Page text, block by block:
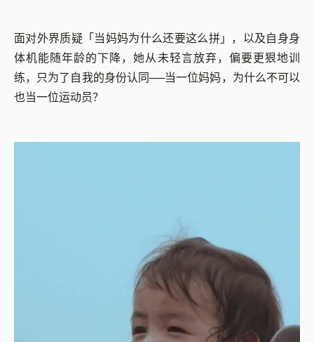
面对外界质疑「当妈妈为什么还要这么拼」，以及自身身
体机能随年龄的下降，她从未轻言放弃，偏要更狠地训
练，只为了自我的身份认同──当一位妈妈，为什么不可以
也当一位运动员？